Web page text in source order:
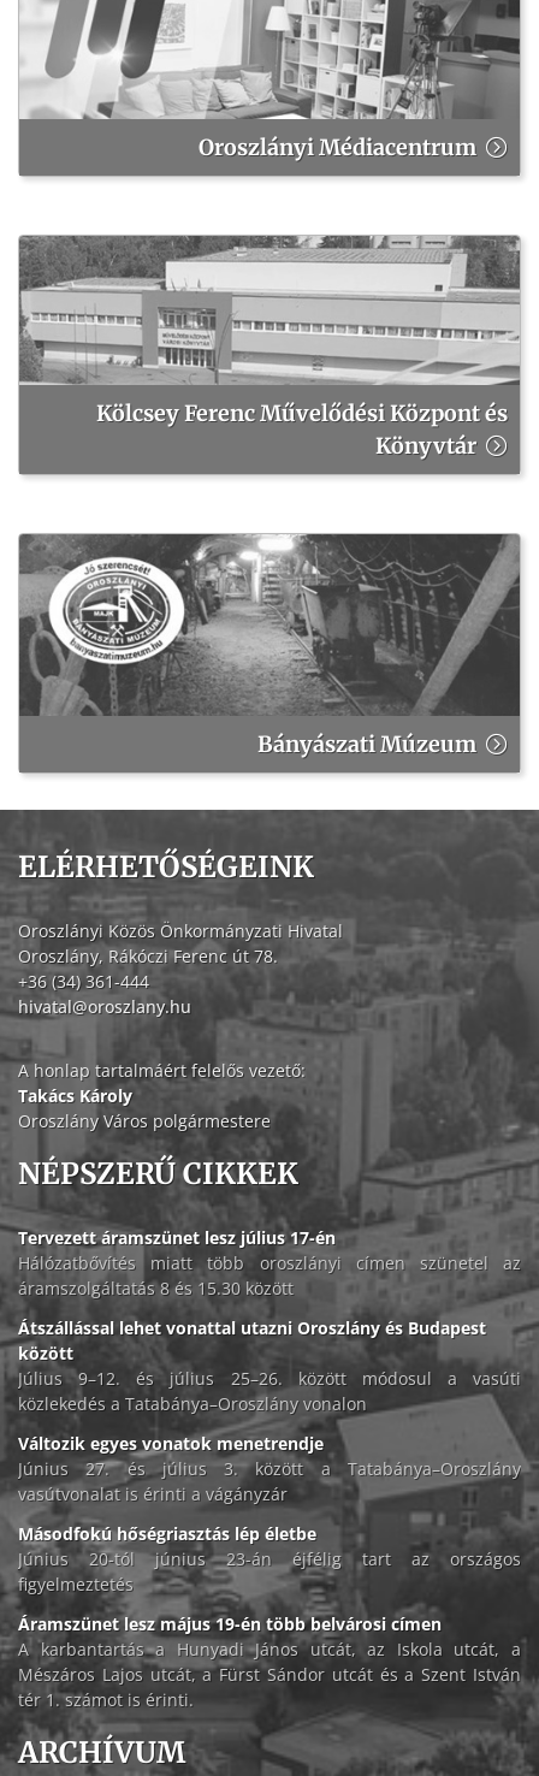
Oroszlányi Médiacentrum
Kölcsey Ferenc Művelődési Központ és
Könyvtár
Bányászati Múzeum
ELÉRHETŐSÉGEINK
Oroszlányi Közös Önkormányzati Hivatal
Oroszlány, Rákóczi Ferenc út 78.
+36 (34) 361-444
hivatal@oroszlany.hu
A honlap tartalmáért felelős vezető:
Takács Károly
Oroszlány Város polgármestere
NÉPSZERŰ CIKKEK
Tervezett áramszünet lesz július 17-én
Hálózatbővítés miatt több oroszlányi címen szünetel az
áramszolgáltatás 8 és 15.30 között
Átszállással lehet vonattal utazni Oroszlány és Budapest
között
Július 9–12. és július 25–26. között módosul a vasúti
közlekedés a Tatabánya–Oroszlány vonalon
Változik egyes vonatok menetrendje
Június 27. és július 3. között a Tatabánya–Oroszlány
vasútvonalat is érinti a vágányzár
Másodfokú hőségriasztás lép életbe
Június 20-tól június 23-án éjfélig tart az országos
figyelmeztetés
Áramszünet lesz május 19-én több belvárosi címen
A karbantartás a Hunyadi János utcát, az Iskola utcát, a
Mészáros Lajos utcát, a Fürst Sándor utcát és a Szent István
tér 1. számot is érinti.
ARCHÍVUM